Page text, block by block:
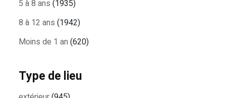
5 à 8 ans (1935)
8 à 12 ans (1942)
Moins de 1 an (620)
Type de lieu